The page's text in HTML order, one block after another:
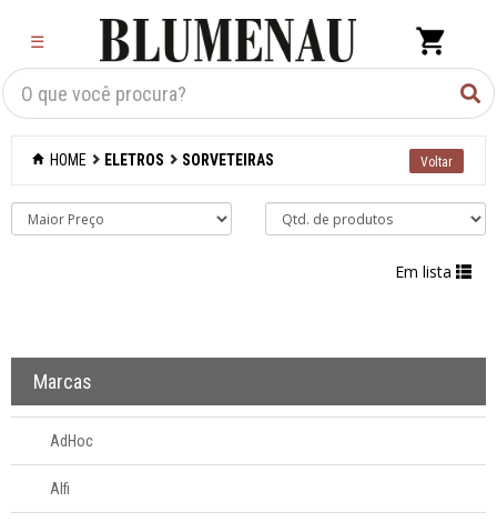
☰
Criar Lista×
Organização
Eletros
Batedeiras
Chaleiras
HOME ELETROS SORVETEIRAS
Em lista
Marcas
AdHoc
Alfi